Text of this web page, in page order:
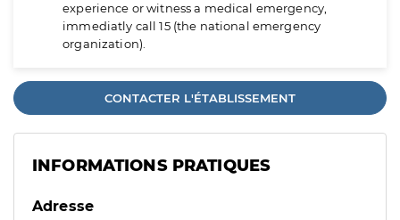
experience or witness a medical emergency,
immediatly call 15 (the national emergency
organization).
CONTACTER L'ÉTABLISSEMENT
INFORMATIONS PRATIQUES
Adresse